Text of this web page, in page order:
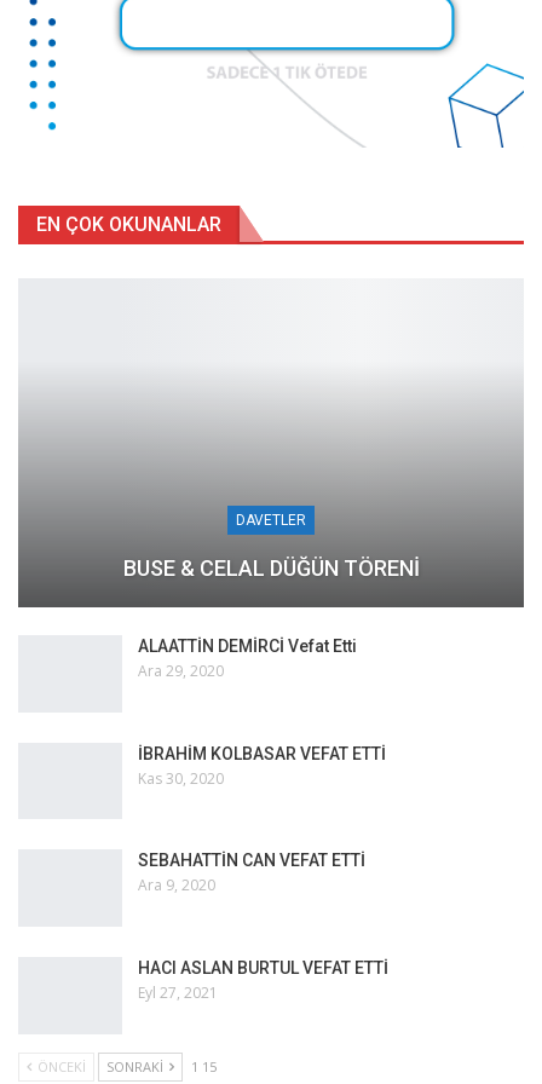
EN ÇOK OKUNANLAR
DAVETLER
BUSE & CELAL DÜĞÜN TÖRENİ
ALAATTİN DEMİRCİ Vefat Etti
Ara 29, 2020
İBRAHİM KOLBASAR VEFAT ETTİ
Kas 30, 2020
SEBAHATTİN CAN VEFAT ETTİ
Ara 9, 2020
HACI ASLAN BURTUL VEFAT ETTİ
Eyl 27, 2021
ÖNCEKI SONRAKI 1 15